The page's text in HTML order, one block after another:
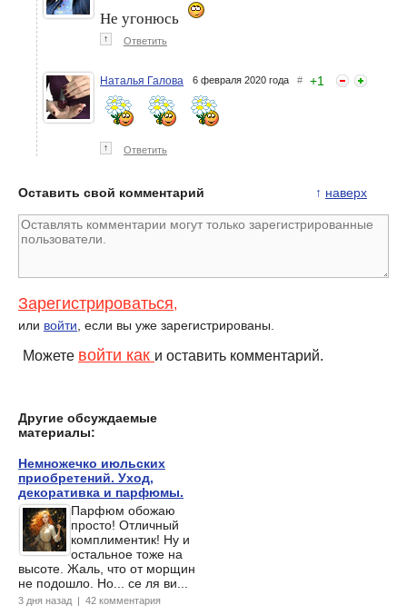
Не угонюсь
↑ Ответить
Наталья Галова 6 февраля 2020 года # +1
↑ Ответить
↑ наверх
Оставить свой комментарий
Зарегистрироваться,
или войти, если вы уже зарегистрированы.
Можете войти как и оставить комментарий.
Другие обсуждаемые
материалы:
Немножечко июльских
приобретений. Уход,
декоративка и парфюмы.
Парфюм обожаю
просто! Отличный
комплиментик! Ну и
остальное тоже на
высоте. Жаль, что от морщин
не подошло. Но... се ля ви...
3 дня назад | 42 комментария